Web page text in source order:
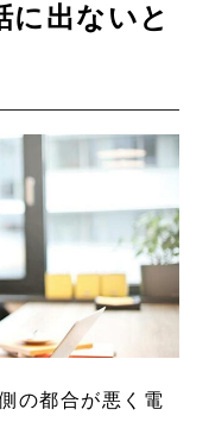
に出ないと
の都合が悪く電